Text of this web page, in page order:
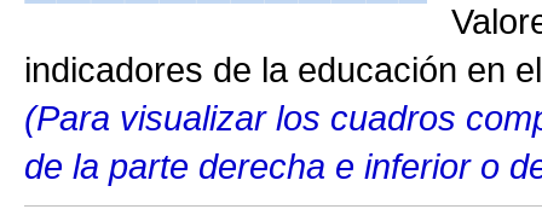
indicadores de la educación en
(Para visualizar los cuadros
de la parte derecha e inferior o